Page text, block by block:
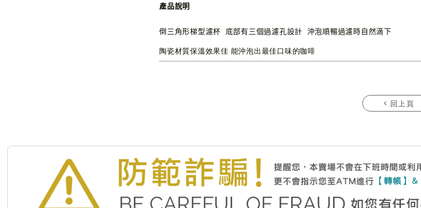
產品說明
倒三角形梯型濾杯 底部有三個過濾孔設計 沖泡順暢過濾時自然滴下
陶瓷材質保溫效果佳 能沖泡出最佳口味的咖啡
回上頁